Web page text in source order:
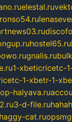
elestal.ru
hostel65.ru
gnalis.ru
1-xbeticricetc-
1-xbetr-1-
halyava.ru
3-d-file.ru
cat.ru